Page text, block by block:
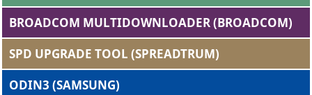
BROADCOM MULTIDOWNLOADER (BROADCOM)
SPD UPGRADE TOOL (SPREADTRUM)
ODIN3 (SAMSUNG)